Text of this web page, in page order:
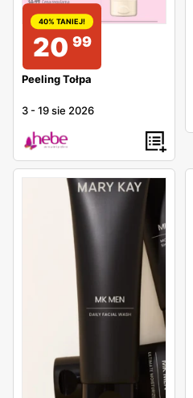
40% TANIEJ!
20 99
Peeling Tołpa
3 -19 sie 2026